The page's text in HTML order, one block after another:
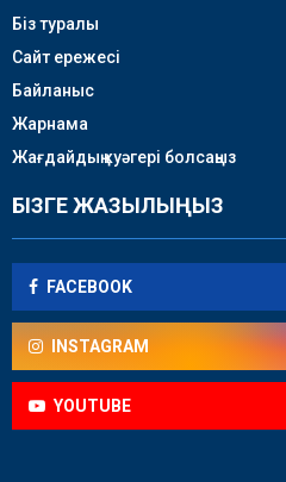
Біз туралы
Сайт ережесі
Байланыс
Жарнама
Жағдайдың куәгері болсаңыз
БІЗГЕ ЖАЗЫЛЫҢЫЗ
FACEBOOK
INSTAGRAM
YOUTUBE